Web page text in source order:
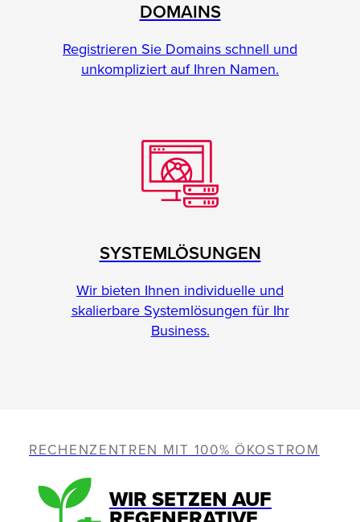
DOMAINS
Registrieren Sie Domains schnell und
unkompliziert auf Ihren Namen.
SYSTEMLÖSUNGEN
Wir bieten Ihnen individuelle und
skalierbare Systemlösungen für Ihr
Business.
RECHENZENTREN MIT 100% ÖKOSTROM
WIR SETZEN AUF